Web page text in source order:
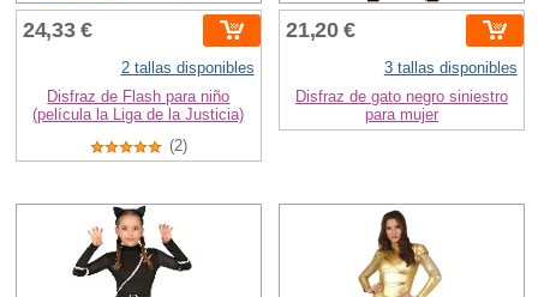
24,33 €
2 tallas disponibles
Disfraz de Flash para niño
(película la Liga de la Justicia)
(2)
21,20 €
3 tallas disponibles
Disfraz de gato negro siniestro
para mujer